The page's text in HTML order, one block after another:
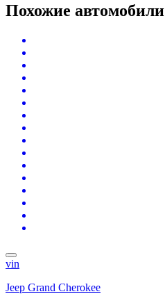
Похожие автомобили
vin
Jeep Grand Cherokee